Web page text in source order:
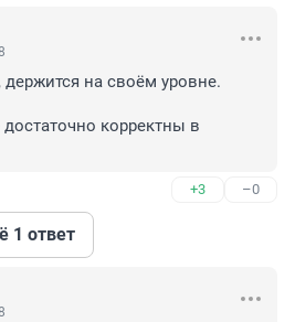
держится на своём уровне.
корректны в
+3 –0
1 ответ